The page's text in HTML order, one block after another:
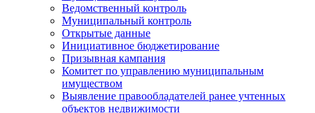
Ведомственный контроль
Муниципальный контроль
Открытые данные
Инициативное бюджетирование
Призывная кампания
Комитет по управлению муниципальным
имуществом
Выявление правообладателей ранее учтенных
объектов недвижимости